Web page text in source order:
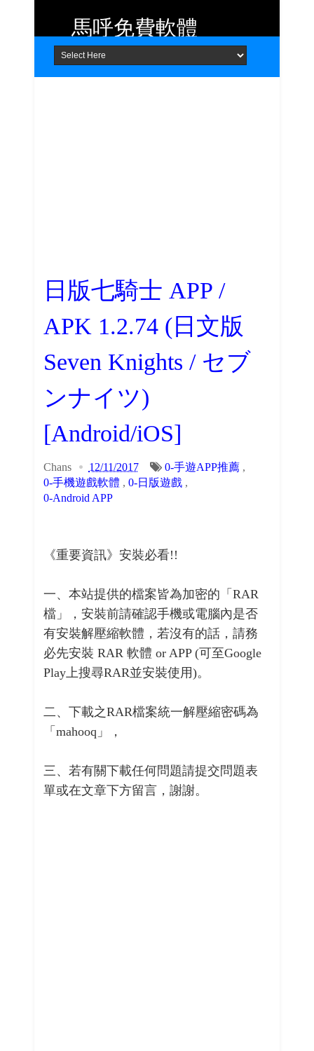
Home About Contact
馬呼免費軟體
提供 Android、iOS 好用的手機應用
程式及 Windows 免費軟體
日版七騎士 APP /
APK 1.2.74 (日文版
Seven Knights / セブ
ンナイツ)
[Android/iOS]
Chans 12/11/2017 0-手遊APP推薦,
0-手機遊戲軟體 , 0-日版遊戲,
0-Android APP
《重要資訊》安裝必看!!
一、本站提供的檔案皆為加密的「RAR
檔」，安裝前請確認手機或電腦內是否
有安裝解壓縮軟體，若沒有的話，請務
必先安裝 RAR 軟體 or APP (可至Google
Play上搜尋RAR並安裝使用)。
二、下載之RAR檔案統一解壓縮密碼為
「mahooq」，
三、若有關下載任何問題請提交問題表
單或在文章下方留言，謝謝。